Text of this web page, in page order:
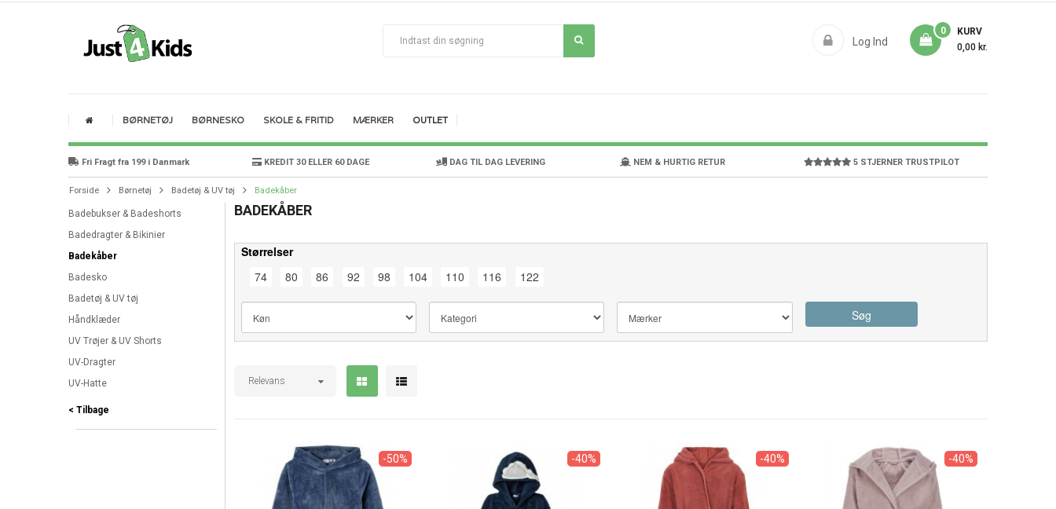
Log Ind
KURV
0
0,00 kr.
BØRNETØJ BØRNESKO SKOLE & FRITID MÆRKER OUTLET
Fri Fragt fra 199 i Danmark KREDIT 30 ELLER 60 DAGE DAG TIL DAG LEVERING NEM & HURTIG RETUR 5 STJERNER TRUSTPILOT
Forside Børnetøj Badetøj & UV tøj Badekåber
Badebukser & Badeshorts
Badedragter & Bikinier
Badekåber
Badesko
Badetøj & UV tøj
Håndklæder
UV Trøjer & UV Shorts
UV-Dragter
UV-Hatte
< Tilbage
BADEKÅBER
Størrelser
74
80 86 92 98 104 110 116 122
Søg
Relevans
-50% -40% -40% -40%